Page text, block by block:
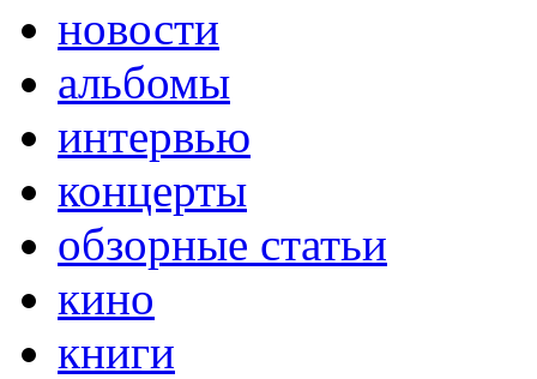
новости
альбомы
интервью
концерты
обзорные статьи
кино
книги